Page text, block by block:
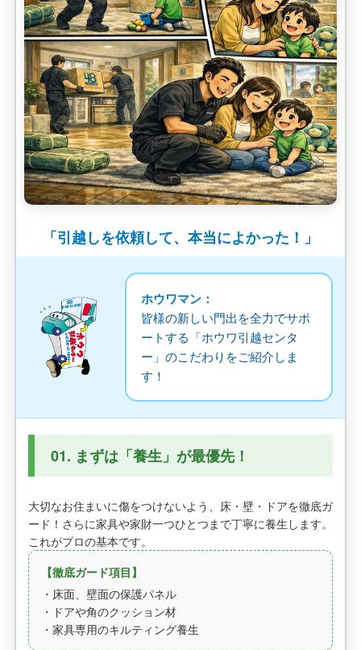
「引越しを依頼して、本当によかった！」
ホウワマン：
皆様の新しい門出を全力でサポ
ートする「ホウワ引越センタ
ー」のこだわりをご紹介しま
す！
01. まずは「養生」が最優先！
大切なお住まいに傷をつけないよう、床・壁・ドアを徹底ガ
ード！さらに家具や家財一つひとつまで丁寧に養生します。
これがプロの基本です。
【徹底ガード項目】
・床面、壁面の保護パネル
・ドアや角のクッション材
・家具専用のキルティング養生